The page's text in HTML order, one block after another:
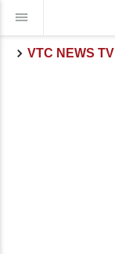
VTC NEWS TV